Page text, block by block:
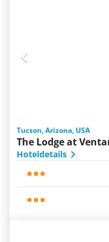
Tucson, Arizona, USA
The Lodge at
Hoteldetails